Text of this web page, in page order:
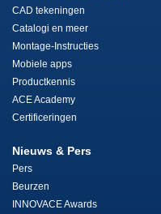
CAD tekeningen
Catalogi en meer
Montage-Instructies
Mobiele apps
Productkennis
ACE Academy
Certificeringen
Nieuws & Pers
Pers
Beurzen
INNOVACE Awards